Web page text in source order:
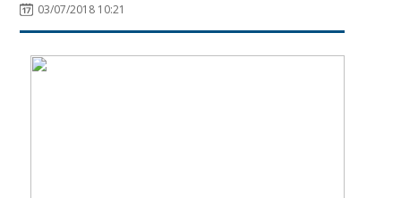
03/07/2018 10:21